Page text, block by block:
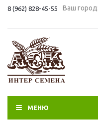
8 (962) 828-45-55 Ваш город:
МЕНЮ